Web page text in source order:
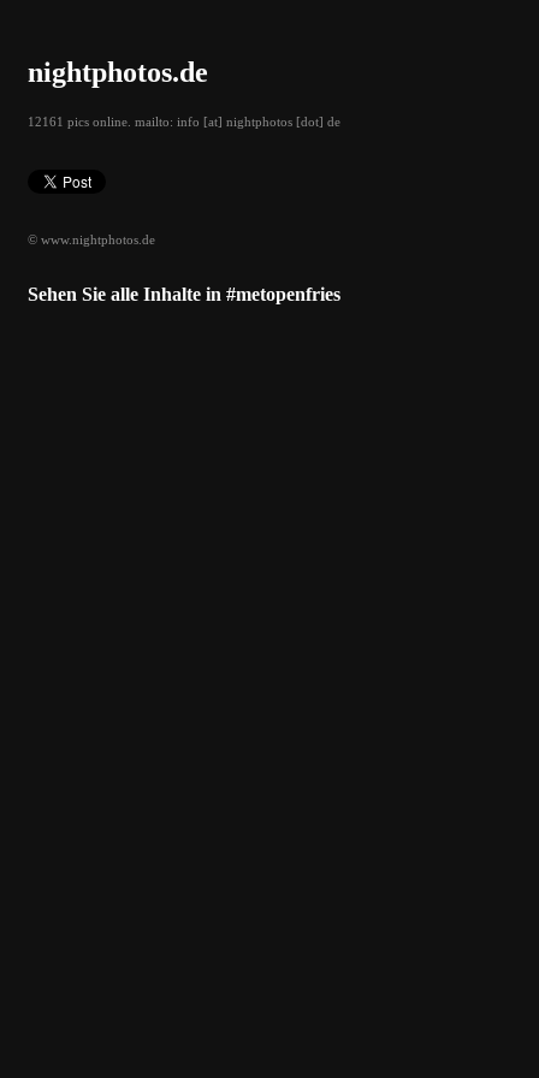
nightphotos.de
12161 pics online. mailto: info [at] nightphotos [dot] de
© www.nightphotos.de
Sehen Sie alle Inhalte in #metopenfries